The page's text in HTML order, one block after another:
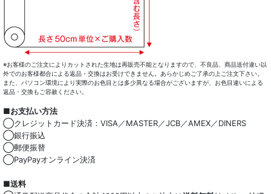
※お客様のご注文によりカットされた生地は再販売不能となりますので、不良品、商品送付違い以
外でのお客様都合による返品・交換はお受けできません。あらかじめご了承の上ご注文下さい。
また、パソコン環境により実際のお色目とは多少異なる場合がございますが、お色目違いによる
返品・交換もご容赦ください。
■お支払い方法
◯クレジットカード決済：VISA／MASTER／JCB／AMEX／DINERS
◯銀行振込
◯郵便振替
◯PayPayオンライン決済
■送料